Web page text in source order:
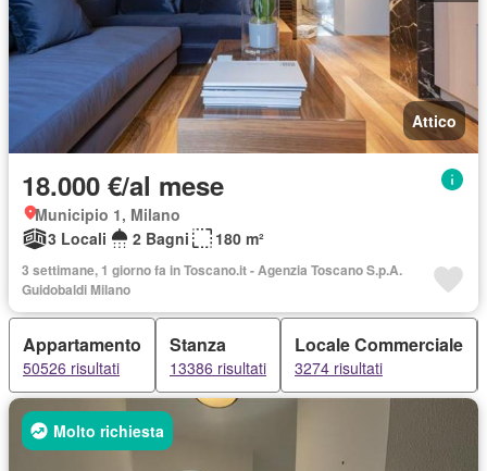
Attico
18.000 €/al mese
Municipio 1, Milano
3 Locali
2 Bagni 180 m²
3 settimane, 1 giorno fa in Toscano.it - Agenzia Toscano S.p.A.
Guidobaldi Milano
Appartamento
50526 risultati
Stanza
13386 risultati
Locale Commerciale
3274 risultati
Molto richiesta